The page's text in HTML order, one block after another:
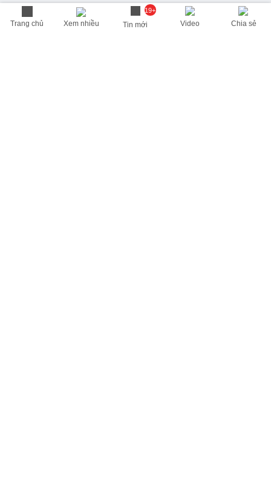
Trang chủ Xem nhiều
19+
Tin mới Video Chia sẻ